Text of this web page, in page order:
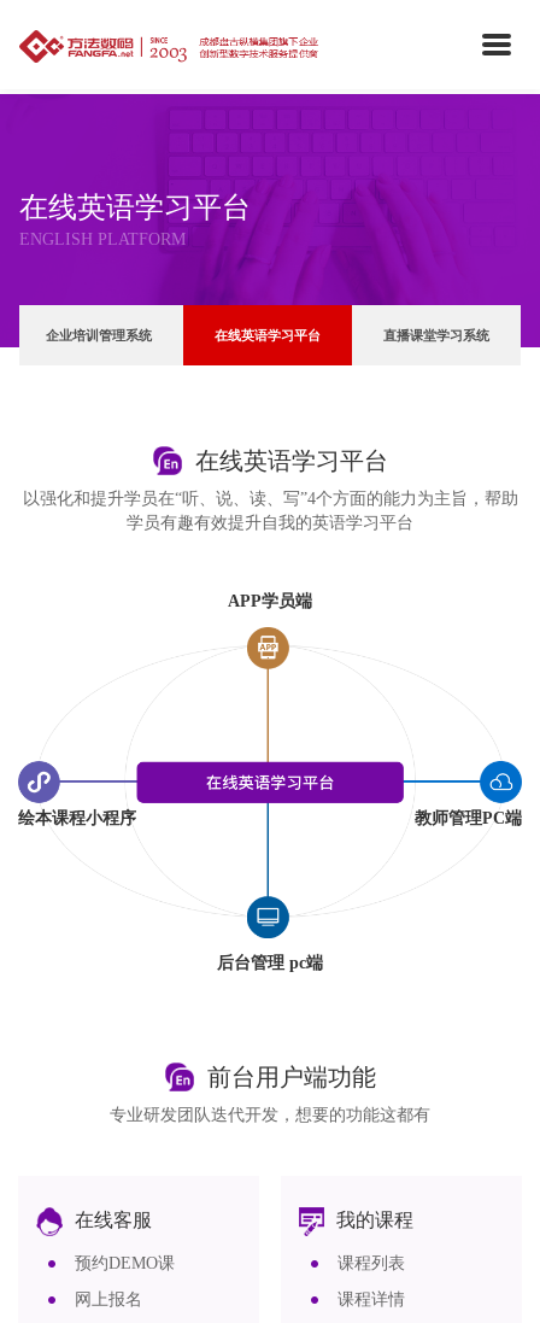
在线英语学习平台
ENGLISH PLATFORM
企业培训管理系统 在线英语学习平台 直播课堂学习系统
在线英语学习平台
以强化和提升学员在“听、说、读、写”4个方面的能力为主旨，帮助
学员有趣有效提升自我的英语学习平台
APP学员端
绘本课程小程序 教师管理PC端
后台管理 pc端
前台用户端功能
专业研发团队迭代开发，想要的功能这都有
在线客服
预约DEMO课
网上报名
我的课程
课程列表
课程详情